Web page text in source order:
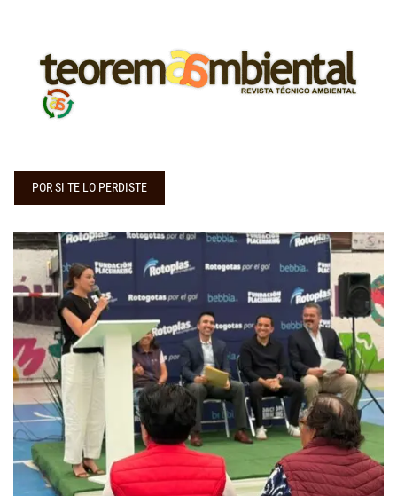
POR SI TE LO PERDISTE